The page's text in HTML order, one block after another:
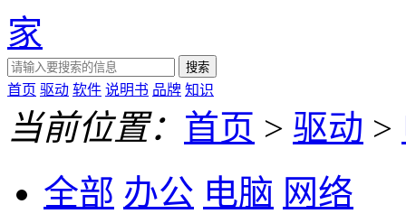
搜索
首页 驱动 软件 说明书 品牌 知识
当前位置： 首页 > 驱动 >
全部 办公 电脑 网络